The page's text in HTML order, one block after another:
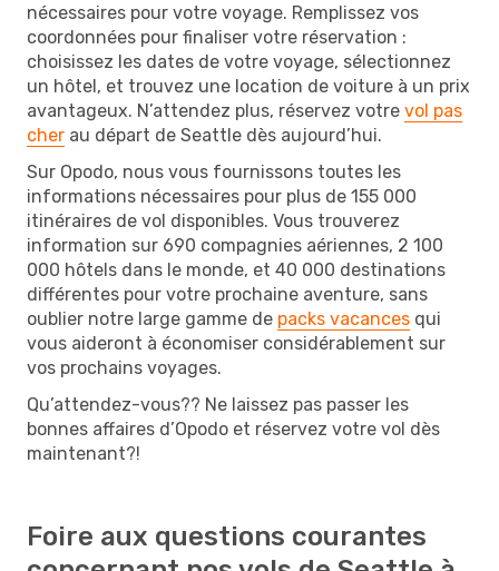
nécessaires pour votre voyage. Remplissez vos
coordonnées pour finaliser votre réservation :
choisissez les dates de votre voyage, sélectionnez
un hôtel, et trouvez une location de voiture à un prix
avantageux. N’attendez plus, réservez votre vol pas
cher au départ de Seattle dès aujourd’hui.
Sur Opodo, nous vous fournissons toutes les
informations nécessaires pour plus de 155 000
itinéraires de vol disponibles. Vous trouverez
information sur 690 compagnies aériennes, 2 100
000 hôtels dans le monde, et 40 000 destinations
différentes pour votre prochaine aventure, sans
oublier notre large gamme de packs vacances qui
vous aideront à économiser considérablement sur
vos prochains voyages.
Qu’attendez-vous?? Ne laissez pas passer les
bonnes affaires d’Opodo et réservez votre vol dès
maintenant?!
Foire aux questions courantes